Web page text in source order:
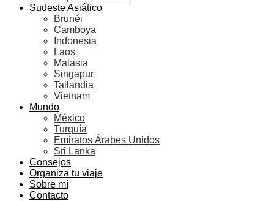
Sudeste Asiático
Brunéi
Camboya
Indonesia
Laos
Malasia
Singapur
Tailandia
Vietnam
Mundo
México
Turquía
Emiratos Árabes Unidos
Sri Lanka
Consejos
Organiza tu viaje
Sobre mí
Contacto